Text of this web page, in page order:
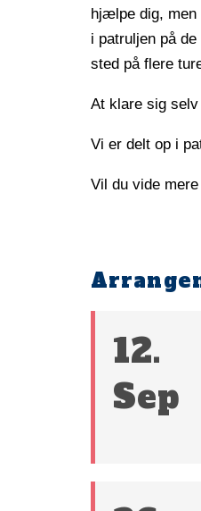
hjælpe dig, men
i patruljen på
sted på flere
At klare sig
Vi er delt op i
Vil du vide
12.
Sep